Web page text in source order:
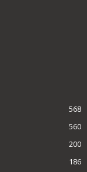
568
560
200
186